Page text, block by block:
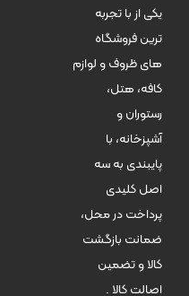
یکی از با تجربه
ترین فروشگاه
های ظروف و لوازم
کافه، هتل،
رستوران و
آشپزخانه، با
پایبندی به سه
اصل کلیدی
پرداخت در محل،
ضمانت بازگشت
کالا و تضمین
اصالت کالا .